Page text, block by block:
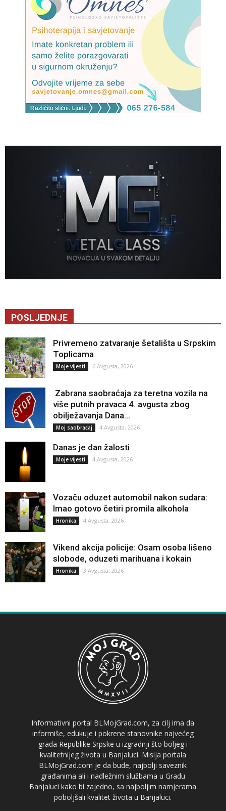
POSLJEDNJE
Privremeno zatvaranje šetališta u Srpskim
Toplicama
Moje vijesti 6 Avgusta, 2026
Zabrana saobraćaja za teretna vozila na
više putnih pravaca 4. avgusta zbog
obilježavanja Dana...
Moj saobraćaj 4 Avgusta, 2026
Danas je dan žalosti
Moje vijesti 4 Avgusta, 2026
Vozaču oduzet automobil nakon sudara:
Imao gotovo četiri promila alkohola
Hronika 4 Avgusta, 2026
Vikend akcija policije: Osam osoba lišeno
slobode, oduzeti marihuana i kokain
Hronika 3 Avgusta, 2026
Informativni portal BLMojGrad.com, za cilj ima da
informiše, edukuje i pokrene stanovnike najvećeg
grada Republike Srpske u izgradnji što boljeg i
kvalitetnijeg života u Banjaluci. Misija portala
BLMojGrad.com je da bude, najbolji saveznik
građanima ali i nadležnim službama u Gradu
Banjaluci kako bi zajedno, sa najboljim namjerama
poboljšali kvalitet života u Banjaluci.